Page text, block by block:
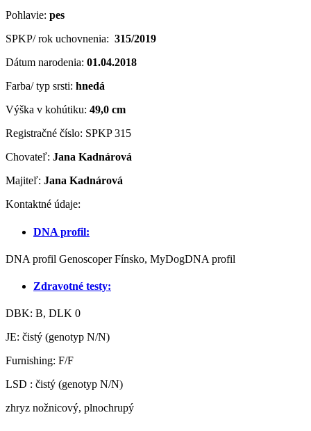
Pohlavie: pes
SPKP/ rok uchovnenia: 315/2019
Dátum narodenia: 01.04.2018
Farba/ typ srsti: hnedá
Výška v kohútiku: 49,0 cm
Registračné číslo: SPKP 315
Chovateľ: Jana Kadnárová
Majiteľ: Jana Kadnárová
Kontaktné údaje:
DNA profil:
DNA profil Genoscoper Fínsko, MyDogDNA profil
Zdravotné testy:
DBK: B, DLK 0
JE: čistý (genotyp N/N)
Furnishing: F/F
LSD : čistý (genotyp N/N)
zhryz nožnicový, plnochrupý